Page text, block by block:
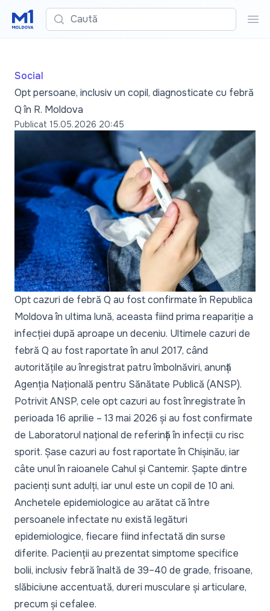
Caută
Social
Opt persoane, inclusiv un copil, diagnosticate cu febră
Q în R. Moldova
Publicat 15.05.2026 20:45
Opt cazuri de febră Q au fost confirmate în Republica
Moldova în ultima lună, aceasta fiind prima reapariție a
infecției după aproape un deceniu. Ultimele cazuri de
febră Q au fost raportate în anul 2017, când
autoritățile au înregistrat patru îmbolnăviri, anunță
Agenția Națională pentru Sănătate Publică (ANSP).
Potrivit ANSP, cele opt cazuri au fost înregistrate în
perioada 16 aprilie – 13 mai 2026 și au fost confirmate
de Laboratorul național de referință în infecții cu risc
sporit. Șase cazuri au fost raportate în Chișinău, iar
câte unul în raioanele Cahul și Cantemir. Șapte dintre
pacienți sunt adulți, iar unul este un copil de 10 ani.
Anchetele epidemiologice au arătat că între
persoanele infectate nu există legături
epidemiologice, fiecare fiind infectată din surse
diferite. Pacienții au prezentat simptome specifice
bolii, inclusiv febră înaltă de 39–40 de grade, frisoane,
slăbiciune accentuată, dureri musculare și articulare,
precum și cefalee.